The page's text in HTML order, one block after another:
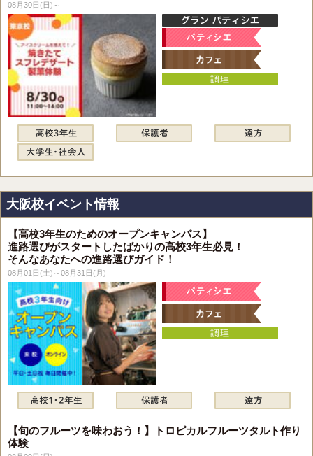
08月30日(日)～
大阪校イベント情報
【高校3年生のためのオープンキャンパス】
進路選びがスタートしたばかりの高校3年生必見！
そんなあなたへの進路選びガイド！
08月01日(土)～08月31日(月)
【旬のフルーツを味わおう！】トロピカルフルーツタルト作り
体験